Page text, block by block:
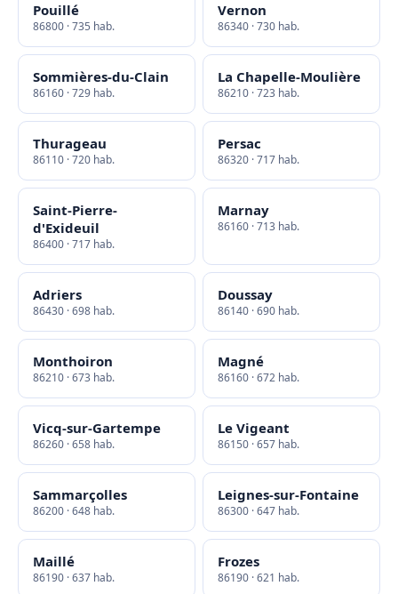
Pouillé
86800 · 735 hab.
Vernon
86340 · 730 hab.
Sommières-du-Clain
86160 · 729 hab.
La Chapelle-Moulière
86210 · 723 hab.
Thurageau
86110 · 720 hab.
Persac
86320 · 717 hab.
Saint-Pierre-
d'Exideuil
86400 · 717 hab.
Marnay
86160 · 713 hab.
Adriers
86430 · 698 hab.
Doussay
86140 · 690 hab.
Monthoiron
86210 · 673 hab.
Magné
86160 · 672 hab.
Vicq-sur-Gartempe
86260 · 658 hab.
Le Vigeant
86150 · 657 hab.
Sammarçolles
86200 · 648 hab.
Leignes-sur-Fontaine
86300 · 647 hab.
Maillé
86190 · 637 hab.
Frozes
86190 · 621 hab.